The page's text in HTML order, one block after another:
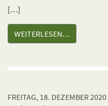
[…]
WEITERLESEN…
FREITAG, 18. DEZEMBER 2020